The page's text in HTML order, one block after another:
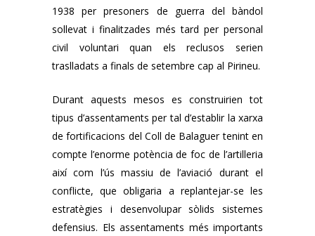
1938 per presoners de guerra del bàndol
sollevat i finalitzades més tard per personal
civil voluntari quan els reclusos serien
traslladats a finals de setembre cap al Pirineu.
Durant aquests mesos es construirien tot
tipus d’assentaments per tal d’establir la xarxa
de fortificacions del Coll de Balaguer tenint en
compte l’enorme potència de foc de l’artilleria
així com l’ús massiu de l’aviació durant el
conflicte, que obligaria a replantejar-se les
estratègies i desenvolupar sòlids sistemes
defensius. Els assentaments més importants